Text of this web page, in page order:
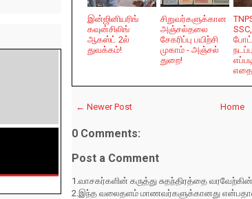
இன்ஜினியரிங்
கவுன்சிலிங்
ஆகஸ்ட் 2ல்
துவக்கம்!
சிறுவர்களுக்கான
அஞ்சல்தலை
சேகரிப்பு பயிற்சி
முகாம் - அஞ்சல்
துறை!
எதை
← Newer Post Home
0 Comments:
Post a Comment
1.வாசகர்களின் கருத்து சுதந்திரத்தை
2.இந்த வலைதளம் மாணவர்களுக்கானது